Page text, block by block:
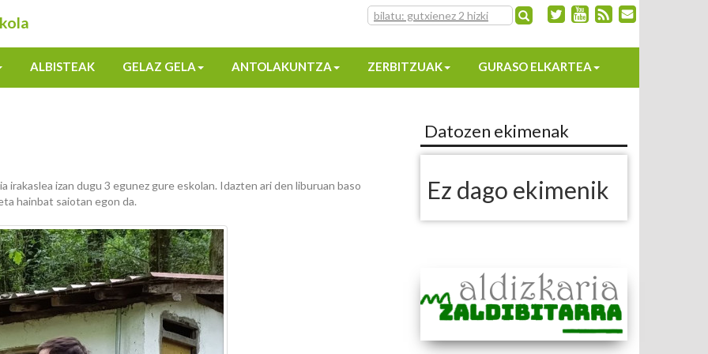
ALBISTEAK GELAZ GELA ANTOLAKUNTZA ZERBITZUAK GURASO ELKARTEA
irakaslea izan dugu 3 egunez gure eskolan. Idazten ari den liburuan baso
hainbat saiotan egon da.
Datozen ekimenak
Ez dago ekimenik